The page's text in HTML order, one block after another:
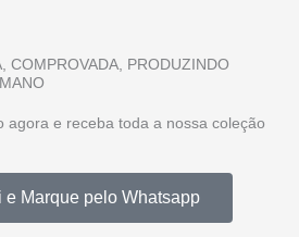
COMPROVADA, PRODUZINDO
agora e receba toda a nossa coleção
e Marque pelo Whatsapp